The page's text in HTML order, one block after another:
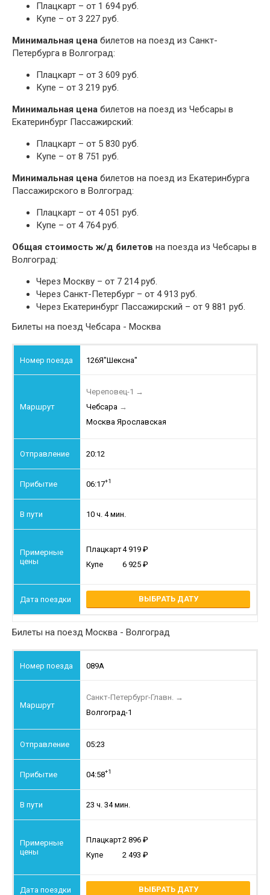
Плацкарт – от 1 694 руб.
Купе – от 3 227 руб.
Минимальная цена билетов на поезд из Санкт-
Петербурга в Волгоград:
Плацкарт – от 3 609 руб.
Купе – от 3 219 руб.
Минимальная цена билетов на поезд из Чебсары в
Екатеринбург Пассажирский:
Плацкарт – от 5 830 руб.
Купе – от 8 751 руб.
Минимальная цена билетов на поезд из Екатеринбурга
Пассажирского в Волгоград:
Плацкарт – от 4 051 руб.
Купе – от 4 764 руб.
Общая стоимость ж/д билетов на поезда из Чебсары в
Волгоград:
Через Москву – от 7 214 руб.
Через Санкт-Петербург – от 4 913 руб.
Через Екатеринбург Пассажирский – от 9 881 руб.
Билеты на поезд Чебсара - Москва
126Я"Шексна"
Череповец-1 →
Чебсара →
Москва Ярославская
20:12
06:17+1
10 ч. 4 мин.
Плацкарт4 919
Купе
6 925
ВЫБРАТЬ ДАТУ
Билеты на поезд Москва - Волгоград
089А
Санкт-Петербург-Главн. →
Волгоград-1
05:23
04:58+1
23 ч. 34 мин.
Плацкарт2 896
Купе
2 493
ВЫБРАТЬ ДАТУ